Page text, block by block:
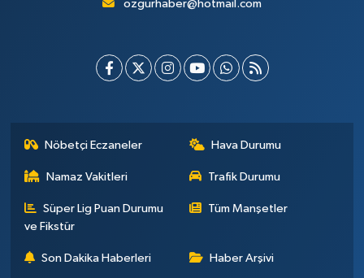
ozgurhaber@hotmail.com
Nöbetçi Eczaneler Hava Durumu
Namaz Vakitleri Trafik Durumu
Süper Lig Puan Durumu
ve Fikstür
Tüm Manşetler
Son Dakika Haberleri Haber Arşivi